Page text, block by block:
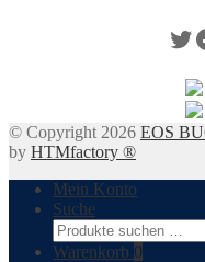
© Copyright 2026 EOS
by HTMfactory ®
Mein Konto
Suche
Suchen
nach:
Warenkorb 0